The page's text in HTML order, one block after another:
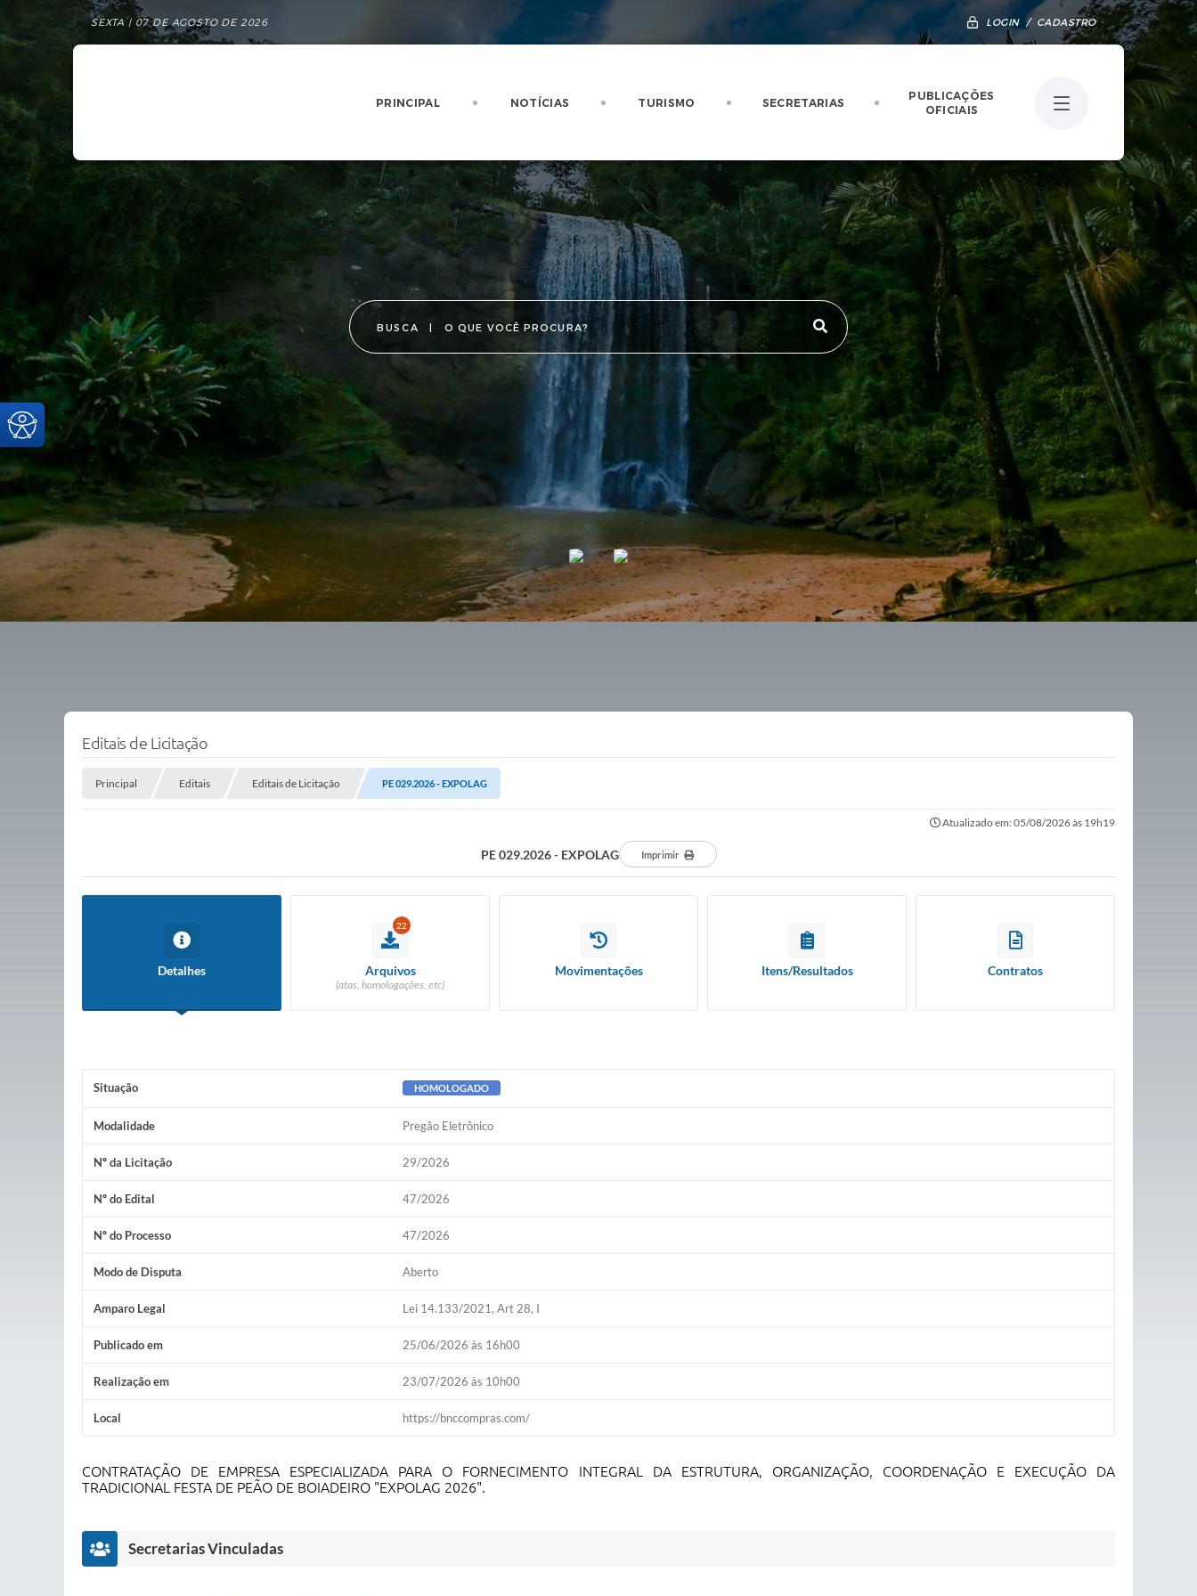
LOGIN / CADASTRO
SEXTA | 07 DE AGOSTO DE 2026
PRINCIPAL NOTÍCIAS TURISMO SECRETARIAS
PUBLICAÇÕES
OFICIAIS
BUSCA
Editais de Licitação
Principal Editais Editais de Licitação PE 029.2026 - EXPOLAG
Atualizado em: 05/08/2026 às 19h19
PE 029.2026 - EXPOLAG Imprimir
Detalhes
22
Arquivos
(atas, homologações, etc)
Movimentações Itens/Resultados Contratos
Situação HOMOLOGADO
Modalidade Pregão Eletrônico
Nº da Licitação 29/2026
Nº do Edital 47/2026
Nº do Processo 47/2026
Modo de Disputa Aberto
Amparo Legal Lei 14.133/2021, Art 28, I
Publicado em 25/06/2026 às 16h00
Realização em 23/07/2026 às 10h00
Local https://bnccompras.com/
CONTRATAÇÃO DE EMPRESA ESPECIALIZADA PARA O FORNECIMENTO INTEGRAL DA ESTRUTURA, ORGANIZAÇÃO, COORDENAÇÃO E EXECUÇÃO DA
TRADICIONAL FESTA DE PEÃO DE BOIADEIRO "EXPOLAG 2026".
Secretarias Vinculadas